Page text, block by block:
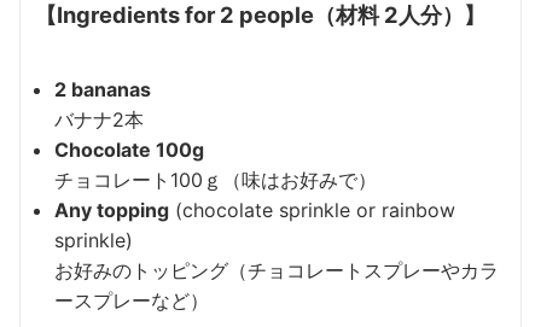
【Ingredients for 2 people（材料 2人分）】
2 bananas
バナナ2本
Chocolate 100g
チョコレート100ｇ（味はお好みで）
Any topping (chocolate sprinkle or rainbow
sprinkle)
お好みのトッピング（チョコレートスプレーやカラ
ースプレーなど）